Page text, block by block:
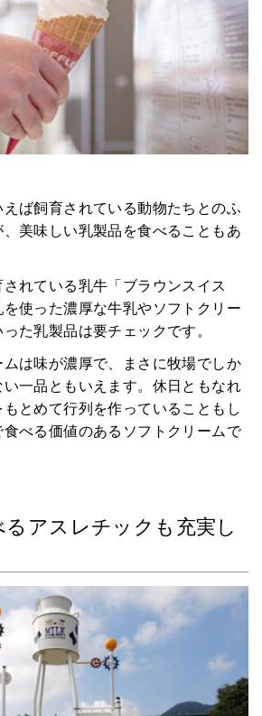
マチネタ
ペットNOW
ースプランのご紹介
運営会社
ば飼育されている動物たちとのふ
美味しい乳製品を食べることもあ
れている乳牛「ブラウンスイス
使った濃厚な牛乳やソフトクリー
た乳製品は要チェックです。
は味が濃厚で、まさに牧場でしか
一品ともいえます。休日ともなれ
とめて行列を作っていることもし
べる価値のあるソフトクリームで
るアスレチックも充実し